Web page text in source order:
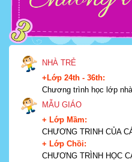
NHÀ TRẺ
+Lớp 24th - 36th:
Chương trình học lớp
MẪU GIÁO
+ Lớp Mầm:
CHƯƠNG TRINH CỦA
+ Lớp Chồi:
CHƯƠNG TRÌNH HỌC